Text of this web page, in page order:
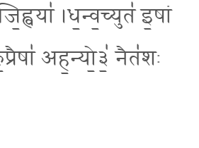
।ध॒न्व॒च्युत॑ इ॒षां
अह॒न्यो॒३॒॑ नैत॑शः